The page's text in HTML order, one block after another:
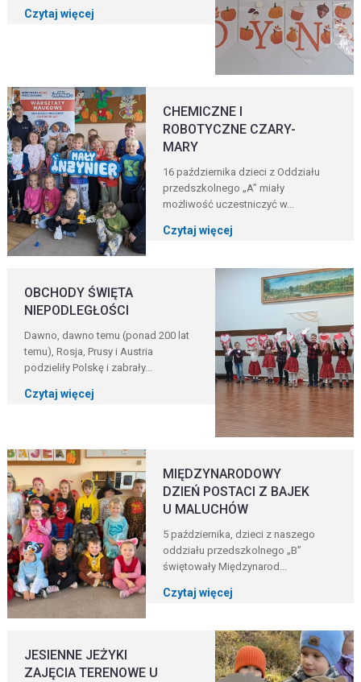
Czytaj więcej
CHEMICZNE I
ROBOTYCZNE CZARY-
MARY
16 października dzieci z Oddziału
przedszkolnego „A” miały
możliwość uczestniczyć w...
Czytaj więcej
OBCHODY ŚWIĘTA
NIEPODLEGŁOŚCI
Dawno, dawno temu (ponad 200 lat
temu), Rosja, Prusy i Austria
podzieliły Polskę i zabrały...
Czytaj więcej
MIĘDZYNARODOWY
DZIEŃ POSTACI Z BAJEK
U MALUCHÓW
5 października, dzieci z naszego
oddziału przedszkolnego „B”
świętowały Międzynarod...
Czytaj więcej
JESIENNE JEŻYKI
ZAJĘCIA TERENOWE U